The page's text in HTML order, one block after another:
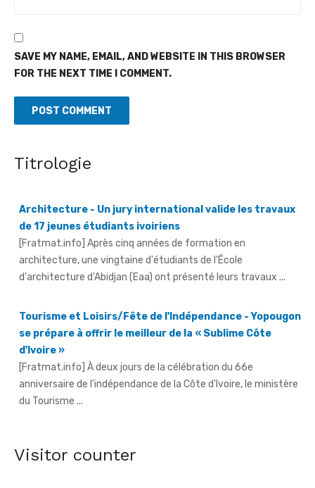
SAVE MY NAME, EMAIL, AND WEBSITE IN THIS BROWSER
FOR THE NEXT TIME I COMMENT.
Titrologie
de 17 jeunes étudiants ivoiriens
[Fratmat.info] Après cinq années de formation en
architecture, une vingtaine d'étudiants de l'École
d'architecture d'Abidjan (Eaa) ont présenté leurs travaux ...
se prépare à offrir le meilleur de la « Sublime Côte
d'Ivoire »
[Fratmat.info] À deux jours de la célébration du 66e
anniversaire de l'indépendance de la Côte d'Ivoire, le ministère
du Tourisme ...
Fête de l'indépendance - L'Inde à l'honneur, avec un
pour la première fois au défilé du 7 août à Yopougon.
Visitor counter